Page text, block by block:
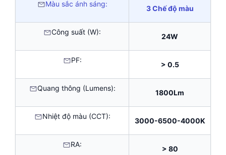
Màu sắc ánh sáng:
3 Chế độ màu
Công suất (W):
24W
PF:
> 0.5
Quang thông (Lumens):
1800Lm
Nhiệt độ màu (CCT):
3000-6500-4000K
RA:
> 80